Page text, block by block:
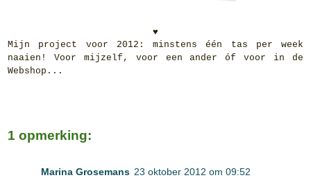
♥
Mijn project voor 2012: minstens één tas per week
naaien! Voor mijzelf, voor een ander óf voor in de
Webshop...
1 opmerking:
Marina Grosemans 23 oktober 2012 om 09:52